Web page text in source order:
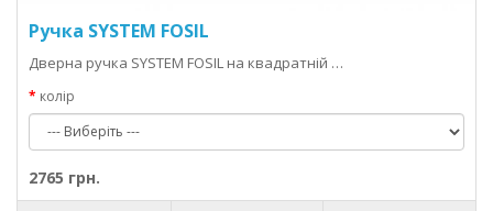
Ручка SYSTEM FOSIL
Дверна ручка SYSTEM FOSIL на квадратній …
колір
2765 грн.